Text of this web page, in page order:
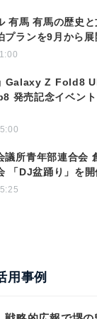
有馬 有馬の歴史
プランを9月から展
Galaxy Z Fold8
発売記念イベン
議所青年部連合会
「DJ盆踊り」を
用事例